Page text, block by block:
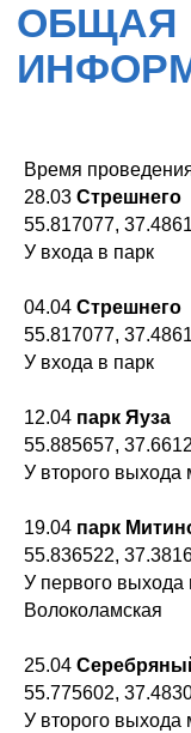
Время
28.03 Стрешнего
55.817077,
У входа в парк
04.04 Стрешнего
55.817077,
У входа в парк
12.04 парк Яуза
55.885657,
У второго выхода
19.04 парк
55.836522,
У первого выхода
Волоколамская
25.04
55.775602,
У второго выхода
Контакты
Оформить возврат
Программы
8 (495) 241-00-68
info@proholidays.ru
г. Пушкино,
ул. Чехова, д. 12